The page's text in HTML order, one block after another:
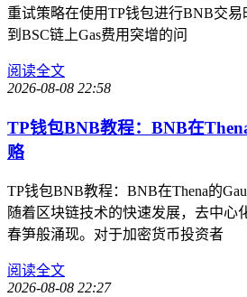
重试策略在使用TP钱包进行BNB交
到BSC链上Gas费用突增的问
阅读全文
2026-08-08 22:58
TP钱包BNB教程：BNB在
赂
TP钱包BNB教程：BNB在Thena的
随着区块链技术的快速发展，去中心
春笋般涌现。对于加密货币投资者
阅读全文
2026-08-08 22:27